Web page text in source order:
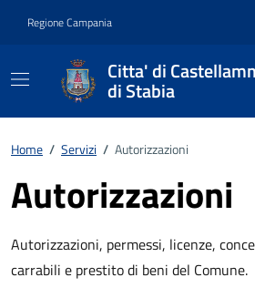
Regione Campania
Citta' di
di Stabia
Home / Servizi / Autorizzazioni
Autorizzazioni
Autorizzazioni, permessi, licenze,
carrabili e prestito di beni del Comune.